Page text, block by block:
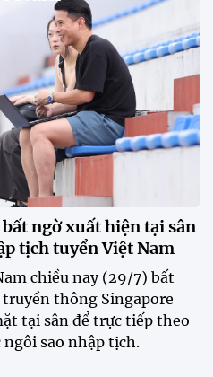
bút ký bằng niềm tin
tin tưởng dẫn dắt
quân người xứ Nghệ
vụ bằng "niềm tin và
nhiều kỳ vọng vào thế hệ
chính thức có nhà tài trợ
tương lai sau tin đồn sang